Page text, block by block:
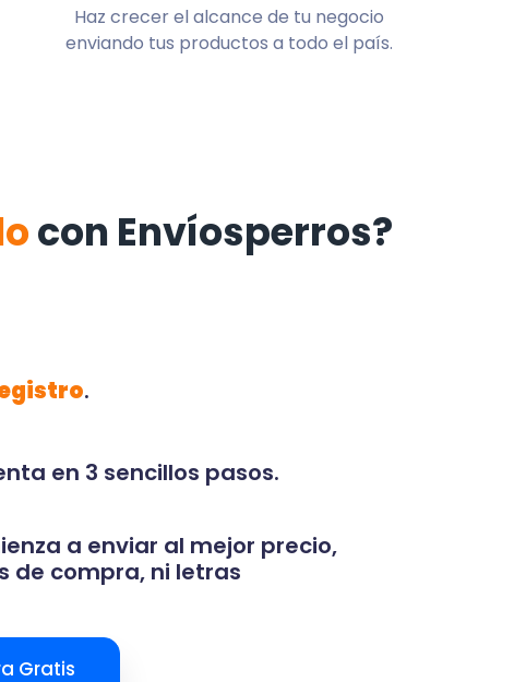
Haz crecer el alcance de tu negocio
enviando tus productos a todo el país.
con Envíosperros?
.
en 3 sencillos pasos.
a enviar al mejor precio,
de compra, ni letras
Gratis